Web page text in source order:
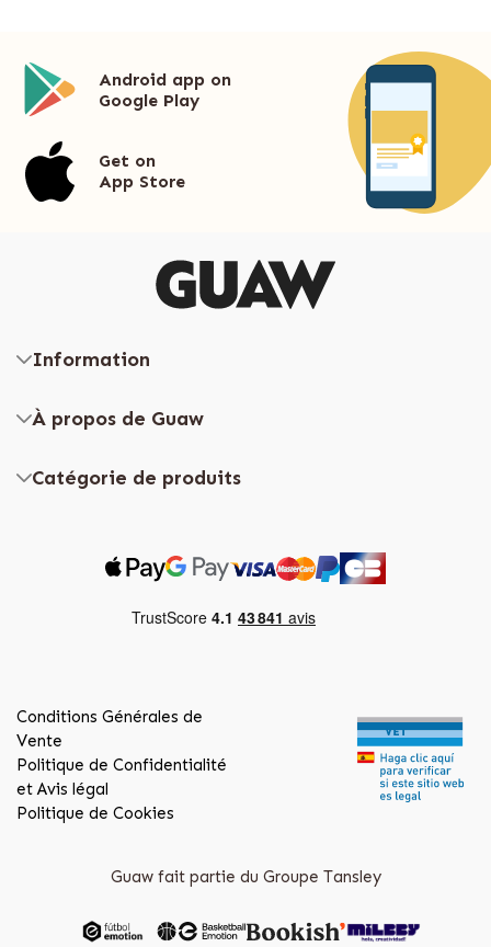
Android app on
Google Play
Get on
App Store
Information
À propos de Guaw
Catégorie de produits
Conditions Générales de
Vente
Politique de Confidentialité
et Avis légal
Politique de Cookies
Guaw fait partie du Groupe Tansley